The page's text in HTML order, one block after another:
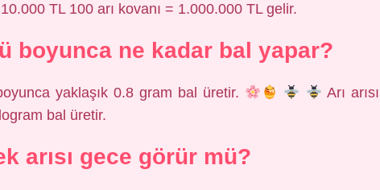
10.000 TL 100 arı kovanı = 1.000.000 TL gelir.
boyunca ne kadar bal yapar?
yaklaşık 0.8 gram bal üretir.
Arı arısı
bal üretir.
arısı gece görür mü?